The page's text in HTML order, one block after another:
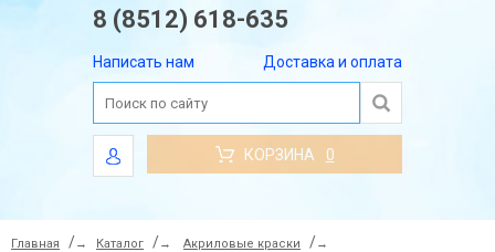
8 (8512) 618-635
Написать нам Доставка и оплата
КОРЗИНА 0
Главная → Каталог → Акриловые краски
→